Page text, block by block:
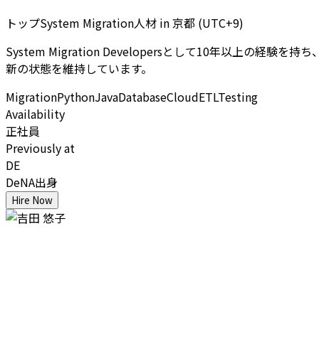
トップSystem Migration人材 in京都 (UTC+9)
System Migration Developersとして10年以上の経験を持ち
新の状態を維持しています。
MigrationPythonJavaDatabaseCloudETLTesting
Availability
正社員
Previously at
DE
DeNA出身
Hire Now